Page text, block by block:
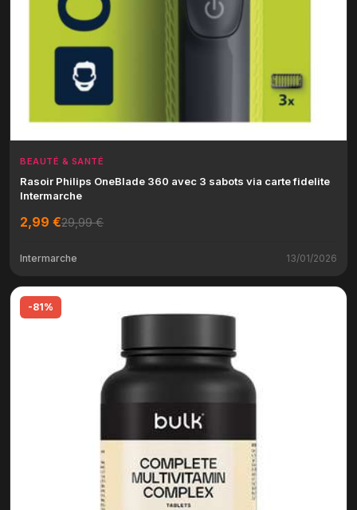
BEAUTÉ & SANTÉ
Rasoir Philips OneBlade 360 avec 3 sabots via carte fidelite
Intermarche
2,99 €29,99 €
Intermarche 13/01/2026
-81%